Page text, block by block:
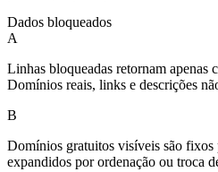
Dados bloqueados
A
Linhas bloqueadas retornam apenas
Domínios reais, links e descrições
B
Domínios gratuitos visíveis são fixos
expandidos por ordenação ou troca